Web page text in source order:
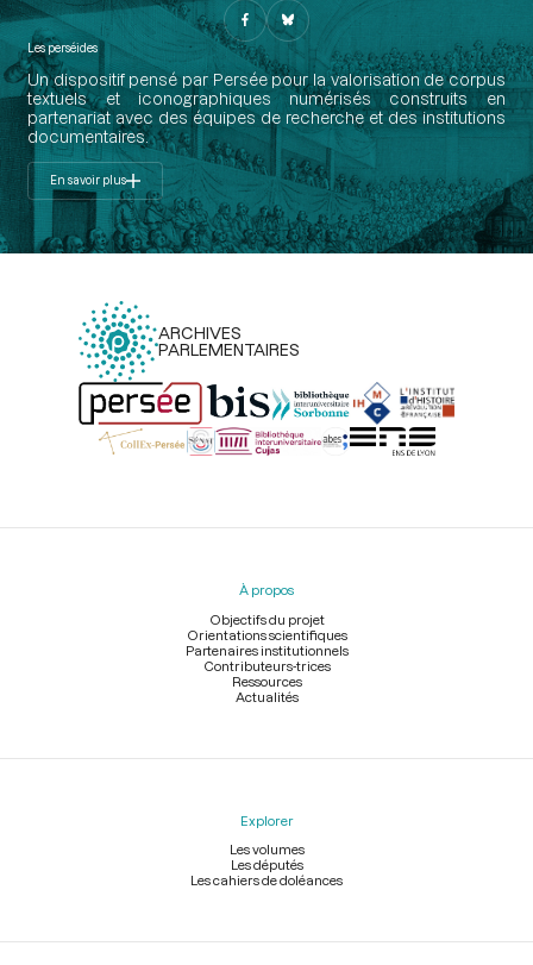
Les perséides
Un dispositif pensé par Persée pour la valorisation de corpus
textuels et iconographiques numérisés construits en
partenariat avec des équipes de recherche et des institutions
documentaires.
En savoir plus
ARCHIVES
PARLEMENTAIRES
Menu
À propos
Objectifs du projet
Orientations scientifiques
Partenaires institutionnels
Contributeurs-trices
Ressources
Actualités
Explorer
Les volumes
Les députés
Les cahiers de doléances